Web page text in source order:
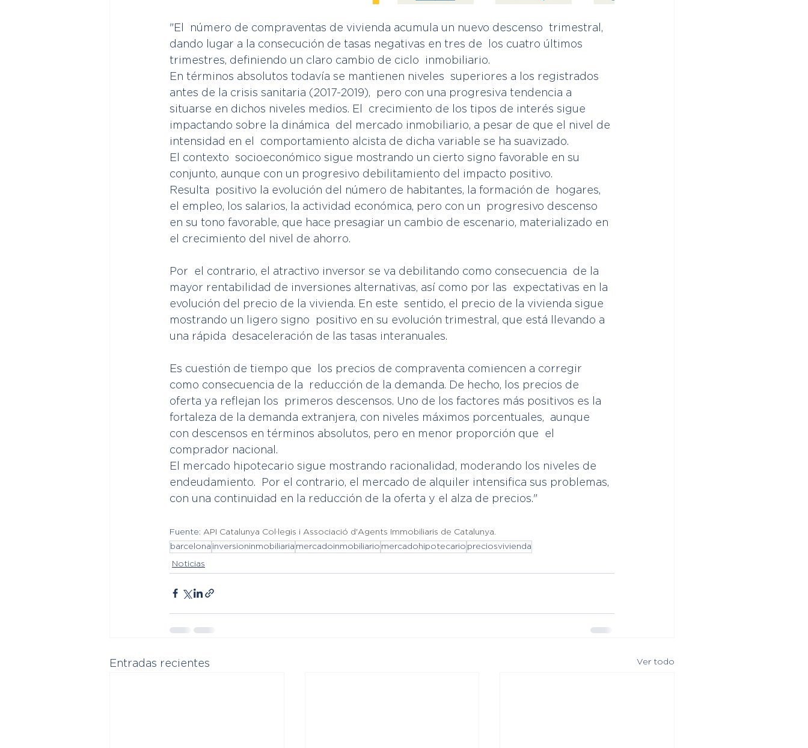
"El  número de compraventas de vivienda acumula un nuevo descenso  trimestral,
dando lugar a la consecución de tasas negativas en tres de  los cuatro últimos
trimestres, definiendo un claro cambio de ciclo  inmobiliario.
En términos absolutos todavía se mantienen niveles  superiores a los registrados
antes de la crisis sanitaria (2017-2019),  pero con una progresiva tendencia a
situarse en dichos niveles medios. El  crecimiento de los tipos de interés sigue
impactando sobre la dinámica  del mercado inmobiliario, a pesar de que el nivel de
intensidad en el  comportamiento alcista de dicha variable se ha suavizado.
El contexto  socioeconómico sigue mostrando un cierto signo favorable en su
conjunto, aunque con un progresivo debilitamiento del impacto positivo.
Resulta  positivo la evolución del número de habitantes, la formación de  hogares,
el empleo, los salarios, la actividad económica, pero con un  progresivo descenso
en su tono favorable, que hace presagiar un cambio de escenario, materializado en
el crecimiento del nivel de ahorro.
Por  el contrario, el atractivo inversor se va debilitando como consecuencia  de la
mayor rentabilidad de inversiones alternativas, así como por las  expectativas en la
evolución del precio de la vivienda. En este  sentido, el precio de la vivienda sigue
mostrando un ligero signo  positivo en su evolución trimestral, que está llevando a
una rápida  desaceleración de las tasas interanuales.
Es cuestión de tiempo que  los precios de compraventa comiencen a corregir
como consecuencia de la  reducción de la demanda. De hecho, los precios de
oferta ya reflejan los  primeros descensos. Uno de los factores más positivos es la
fortaleza de la demanda extranjera, con niveles máximos porcentuales,  aunque
con descensos en términos absolutos, pero en menor proporción que  el
comprador nacional.
El mercado hipotecario sigue mostrando racionalidad, moderando los niveles de
endeudamiento.  Por el contrario, el mercado de alquiler intensifica sus problemas,
con una continuidad en la reducción de la oferta y el alza de precios."
Fuente: API Catalunya Col·legis i Associació d'Agents Immobiliaris de Catalunya.
barcelona inversioninmobiliaria mercadoinmobiliario mercadohipotecario preciosvivienda
Noticias
Entradas recientes Ver todo